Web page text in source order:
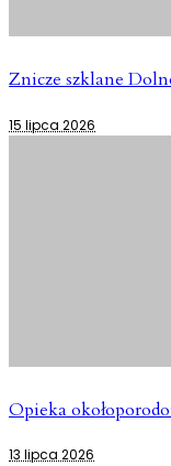
Znicze szklane
15 lipca 2026
Opieka
13 lipca 2026